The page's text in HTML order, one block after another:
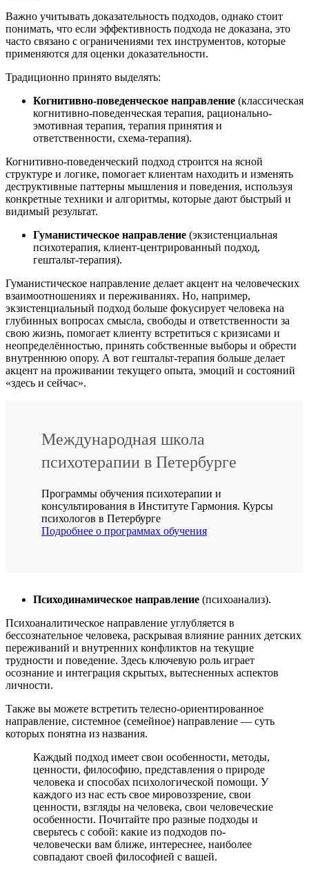
Важно учитывать доказательность подходов, однако стоит
понимать, что если эффективность подхода не доказана, это
часто связано с ограничениями тех инструментов, которые
применяются для оценки доказательности.
Традиционно принято выделять:
Когнитивно-поведенческое направление (классическая
когнитивно-поведенческая терапия, рационально-
эмотивная терапия, терапия принятия и
ответственности, схема-терапия).
Когнитивно-поведенческий подход строится на ясной
структуре и логике, помогает клиентам находить и изменять
деструктивные паттерны мышления и поведения, используя
конкретные техники и алгоритмы, которые дают быстрый и
видимый результат.
Гуманистическое направление (экзистенциальная
психотерапия, клиент-центрированный подход,
гештальт-терапия).
Гуманистическое направление делает акцент на человеческих
взаимоотношениях и переживаниях. Но, например,
экзистенциальный подход больше фокусирует человека на
глубинных вопросах смысла, свободы и ответственности за
свою жизнь, помогает клиенту встретиться с кризисами и
неопределённостью, принять собственные выборы и обрести
внутреннюю опору. А вот гештальт-терапия больше делает
акцент на проживании текущего опыта, эмоций и состояний
«здесь и сейчас».
Международная школа
психотерапии в Петербурге
Программы обучения психотерапии и
консультирования в Институте Гармония. Курсы
психологов в Петербурге
Подробнее о программах обучения
Психодинамическое направление (психоанализ).
Психоаналитическое направление углубляется в
бессознательное человека, раскрывая влияние ранних детских
переживаний и внутренних конфликтов на текущие
трудности и поведение. Здесь ключевую роль играет
осознание и интеграция скрытых, вытесненных аспектов
личности.
Также вы можете встретить телесно-ориентированное
направление, системное (семейное) направление — суть
которых понятна из названия.
Каждый подход имеет свои особенности, методы,
ценности, философию, представления о природе
человека и способах психологической помощи. У
каждого из нас есть свое мировоззрение, свои
ценности, взгляды на человека, свои человеческие
особенности. Почитайте про разные подходы и
сверьтесь с собой: какие из подходов по-
человечески вам ближе, интереснее, наиболее
совпадают своей философией с вашей.